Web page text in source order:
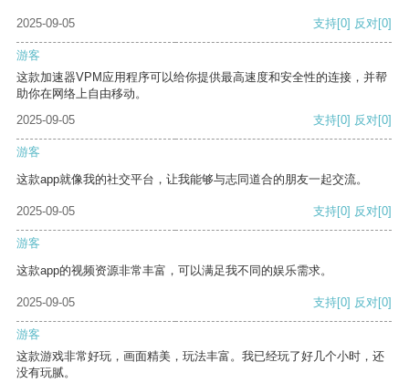
2025-09-05 支持[0] 反对[0]
游客
这款加速器VPM应用程序可以给你提供最高速度和安全性的连接，并帮
助你在网络上自由移动。
2025-09-05
支持[0] 反对[0]
游客
这款app就像我的社交平台，让我能够与志同道合的朋友一起交流。
2025-09-05 支持[0] 反对[0]
游客
这款app的视频资源非常丰富，可以满足我不同的娱乐需求。
2025-09-05 支持[0] 反对[0]
游客
这款游戏非常好玩，画面精美，玩法丰富。我已经玩了好几个小时，还
没有玩腻。